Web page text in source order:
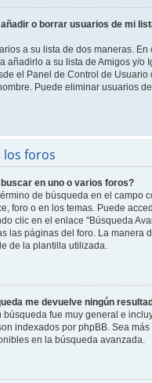
o borrar usuarios de mi
a su lista de dos maneras.
añadirlo a su lista de Amigos y/o
el Panel de Control de Usuario
Puede eliminar usuarios
los foros
en uno o varios foros?
de búsqueda en el campo
foro o en los temas. Puede
clic en el enlace "Búsqueda
las páginas del foro. La manera
de la plantilla utilizada.
me devuelve ningún
búsqueda fue muy general e
indexados por phpBB. Sea
en la búsqueda avanzada.